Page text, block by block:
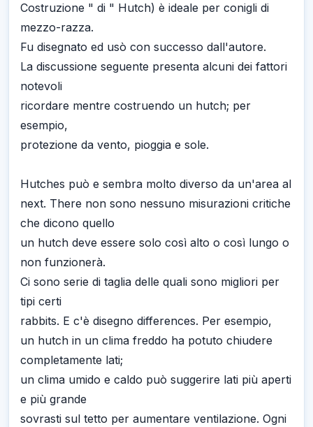
Costruzione " di " Hutch) è ideale per conigli di
mezzo-razza.
Fu disegnato ed usò con successo dall'autore.
La discussione seguente presenta alcuni dei fattori
notevoli
ricordare mentre costruendo un hutch; per
esempio,
protezione da vento, pioggia e sole.
Hutches può e sembra molto diverso da un'area al
next. There non sono nessuno misurazioni critiche
che dicono quello
un hutch deve essere solo così alto o così lungo o
non funzionerà.
Ci sono serie di taglia delle quali sono migliori per
tipi certi
rabbits. E c'è disegno differences. Per esempio,
un hutch in un clima freddo ha potuto chiudere
completamente lati;
un clima umido e caldo può suggerire lati più aperti
e più grande
sovrasti sul tetto per aumentare ventilazione. Ogni